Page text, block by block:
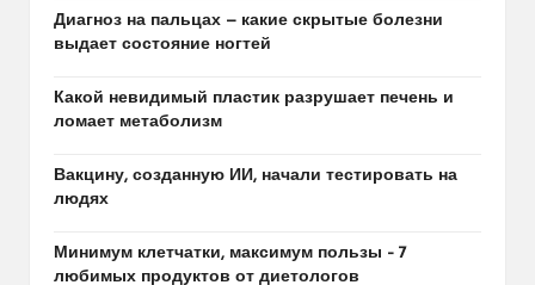
Диагноз на пальцах — какие скрытые болезни
выдает состояние ногтей
Какой невидимый пластик разрушает печень и
ломает метаболизм
Вакцину, созданную ИИ, начали тестировать на
людях
Минимум клетчатки, максимум пользы – 7
любимых продуктов от диетологов